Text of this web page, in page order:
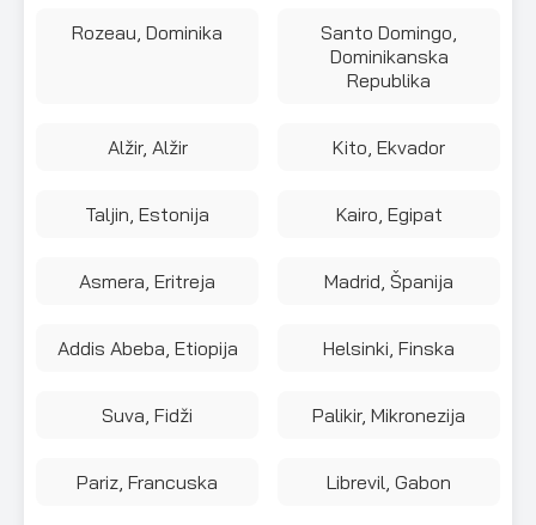
Rozeau, Dominika
Santo Domingo,
Dominikanska
Republika
Alžir, Alžir Kito, Ekvador
Taljin, Estonija Kairo, Egipat
Asmera, Eritreja Madrid, Španija
Addis Abeba, Etiopija Helsinki, Finska
Suva, Fidži Palikir, Mikronezija
Pariz, Francuska Librevil, Gabon